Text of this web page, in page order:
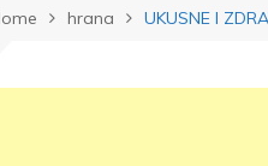
hrana UKUSNE I